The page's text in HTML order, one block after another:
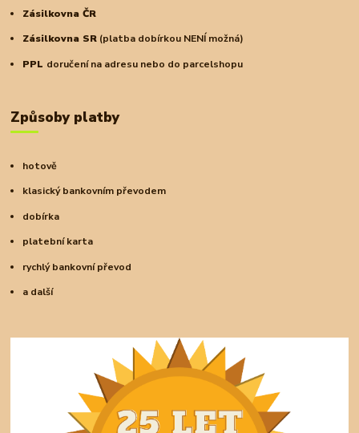
Zásilkovna ČR
Zásilkovna SR (platba dobírkou NENÍ možná)
PPL doručení na adresu nebo do parcelshopu
Způsoby platby
hotově
klasický bankovním převodem
dobírka
platební karta
rychlý bankovní převod
a další